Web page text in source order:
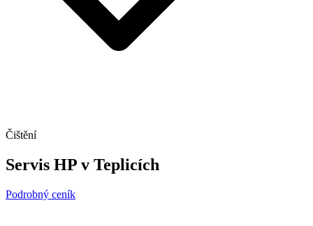
Čištění
Servis HP v Teplicích
Podrobný ceník